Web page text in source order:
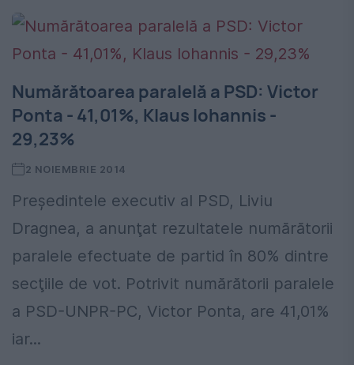
Numărătoarea paralelă a PSD: Victor
Ponta - 41,01%, Klaus Iohannis -
29,23%
2 NOIEMBRIE 2014
Preşedintele executiv al PSD, Liviu
Dragnea, a anunţat rezultatele numărătorii
paralele efectuate de partid în 80% dintre
secţiile de vot. Potrivit numărătorii paralele
a PSD-UNPR-PC, Victor Ponta, are 41,01%
iar...